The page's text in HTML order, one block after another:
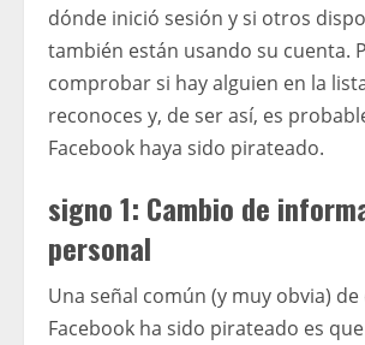
dónde inició sesión y si otros
también están usando su cuenta.
comprobar si hay alguien en la
reconoces y, de ser así, es
Facebook haya sido pirateado.
signo 1: Cambio de
personal
Una señal común (y muy obvia)
Facebook ha sido pirateado es